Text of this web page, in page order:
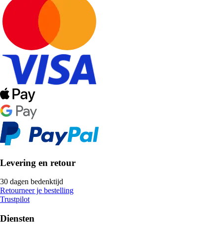
Levering en retour
30 dagen bedenktijd
Retourneer je bestelling
Trustpilot
Diensten